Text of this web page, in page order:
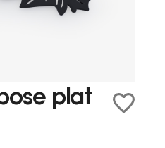
plat